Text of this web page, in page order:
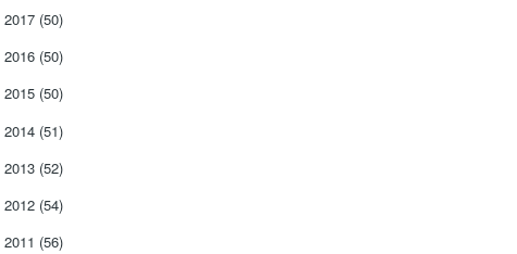
2017 (50)
2016 (50)
2015 (50)
2014 (51)
2013 (52)
2012 (54)
2011 (56)